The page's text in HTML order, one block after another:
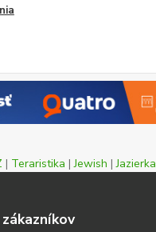
| Teraristika |Jewish |Jazierka